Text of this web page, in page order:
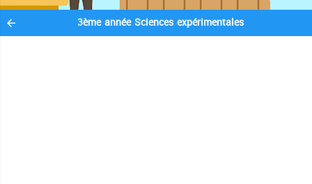
3ème année Sciences expérimentales